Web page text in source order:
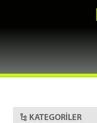
KATEGORILER